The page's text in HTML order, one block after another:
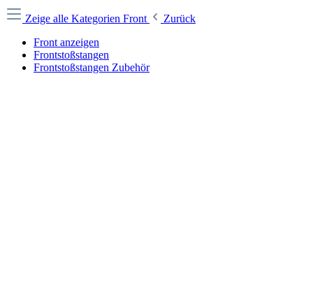
Zeige alle Kategorien Front
Zurück
Front anzeigen
Frontstoßstangen
Frontstoßstangen Zubehör